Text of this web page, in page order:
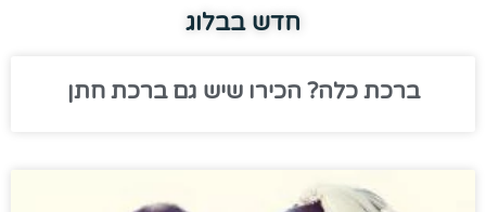
חדש בבלוג
ברכת כלה? הכירו שיש גם ברכת חתן